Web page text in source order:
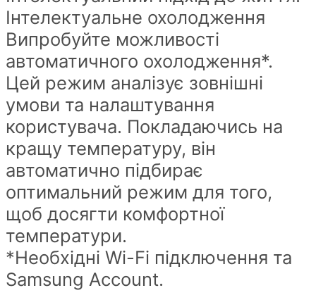
Інтелектуальне охолодження
Випробуйте можливості
автоматичного охолодження*.
Цей режим аналізує зовнішні
умови та налаштування
користувача. Покладаючись на
кращу температуру, він
автоматично підбирає
оптимальний режим для того,
щоб досягти комфортної
температури.
*Необхідні Wi-Fi підключення та
Samsung Account.